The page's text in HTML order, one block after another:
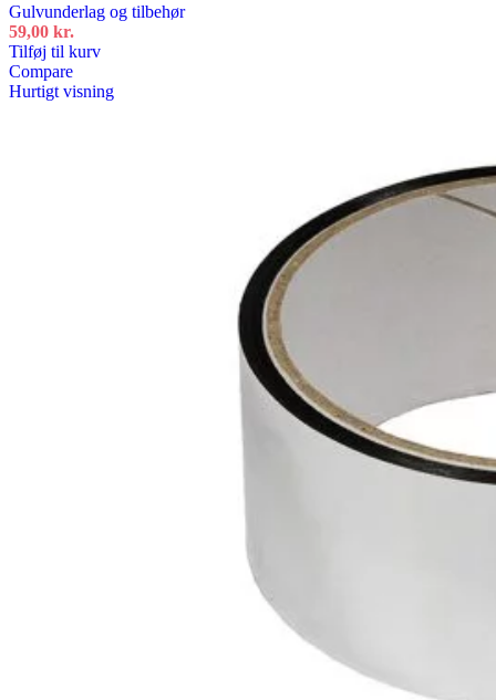
Gulvunderlag og tilbehør
59,00 kr.
Tilføj til kurv
Compare
Hurtigt visning